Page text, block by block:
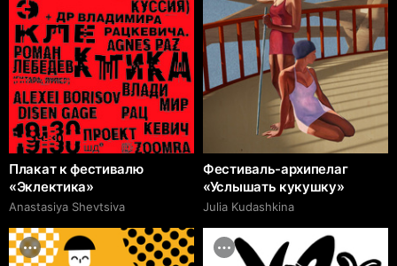
Плакат к фестивалю
«Эклектика»
Anastasiya Shevtsiva
Фестиваль-архипелаг
«Услышать кукушку»
Julia Kudashkina